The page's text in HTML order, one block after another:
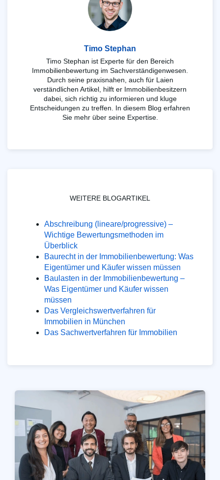
Timo Stephan
Timo Stephan ist Experte für den Bereich
Immobilienbewertung im Sachverständigenwesen.
Durch seine praxisnahen, auch für Laien
verständlichen Artikel, hilft er Immobilienbesitzern
dabei, sich richtig zu informieren und kluge
Entscheidungen zu treffen. In diesem Blog erfahren
Sie mehr über seine Expertise.
WEITERE BLOGARTIKEL
Abschreibung (lineare/progressive) –
Wichtige Bewertungsmethoden im
Überblick
Baurecht in der Immobilienbewertung: Was
Eigentümer und Käufer wissen müssen
Baulasten in der Immobilienbewertung –
Was Eigentümer und Käufer wissen
müssen
Das Vergleichswertverfahren für
Immobilien in München
Das Sachwertverfahren für Immobilien